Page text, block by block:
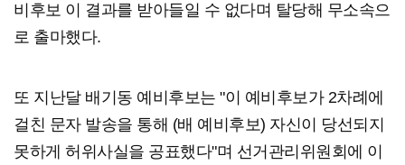
비후보 이 결과를 받아들일 수 없다며 탈당해 무소속으
로 출마했다.
또 지난달 배기동 예비후보는 "이 예비후보가 2차례에
걸친 문자 발송을 통해 (배 예비후보) 자신이 당선되지
못하게 허위사실을 공표했다"며 선거관리위원회에 이